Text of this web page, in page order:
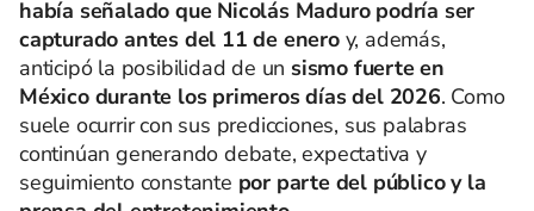
había señalado que Nicolás Maduro podría ser
capturado antes del 11 de eneroy, además,
anticipó la posibilidad de un sismo fuerte en
México durante los primeros días del 2026. Como
suele ocurrir con sus predicciones, sus palabras
continúan generando debate, expectativa y
seguimiento constante por parte del público y la